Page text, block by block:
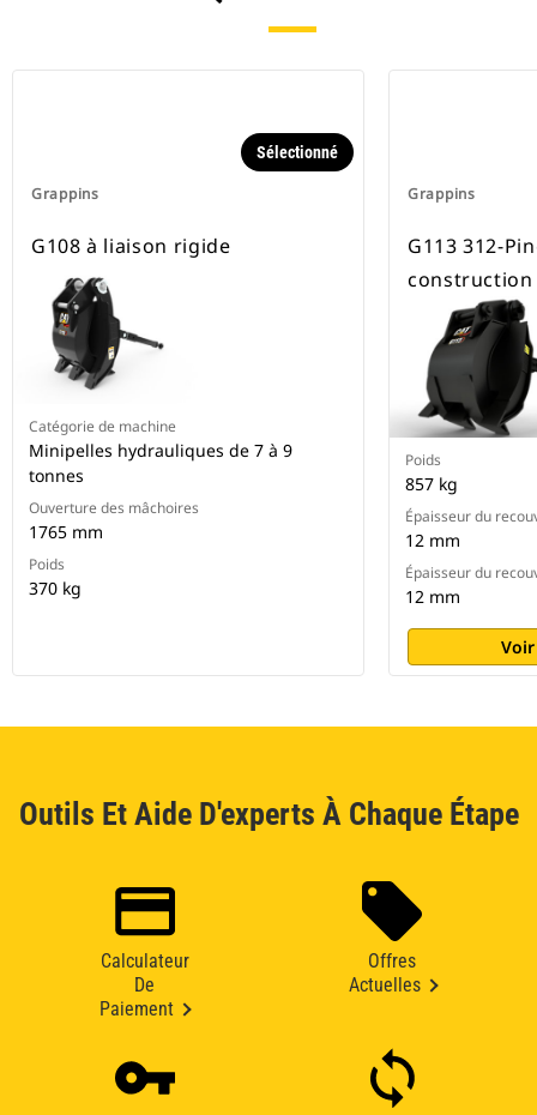
Grappins
Sélectionné
G108 à liaison rigide
Catégorie de machine
Minipelles hydrauliques de 7 à 9
tonnes
Ouverture des mâchoires
1765 mm
Poids
370 kg
Grappins
G113 312-
Poids
857 kg
Épaisseur du
12 mm
Épaisseur du
12 mm
Outils Et Aide D'experts À Chaque Étape
Calculateur
De
Paiement
Offres
Actuelles